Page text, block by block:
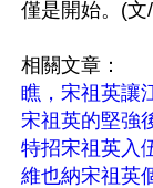
僅是開始。(文/
瞧，宋祖英讓
宋祖英的堅強
特招宋祖英入
維也納宋祖英